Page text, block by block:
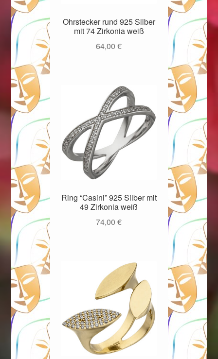
Ohrstecker rund 925 Silber
mit 74 Zirkonia weiß
64,00€
Ring “Casini” 925 Silber mit
49 Zirkonia weiß
74,00€